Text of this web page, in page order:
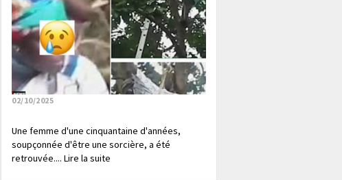
02/10/2025
Une femme d'une cinquantaine d'années,
soupçonnée d'être une sorcière, a été
retrouvée.... Lire la suite